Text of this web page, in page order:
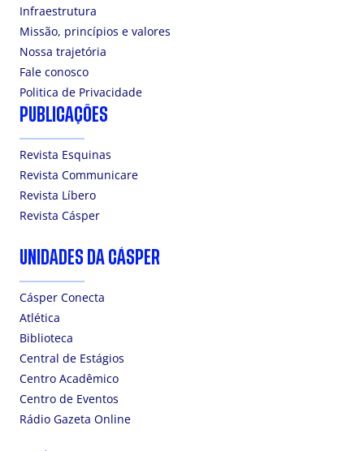
Infraestrutura
Missão, princípios e valores
Nossa trajetória
Fale conosco
Politica de Privacidade
PUBLICAÇÕES
Revista Esquinas
Revista Communicare
Revista Líbero
Revista Cásper
UNIDADES DA CÁSPER
Cásper Conecta
Atlética
Biblioteca
Central de Estágios
Centro Acadêmico
Centro de Eventos
Rádio Gazeta Online